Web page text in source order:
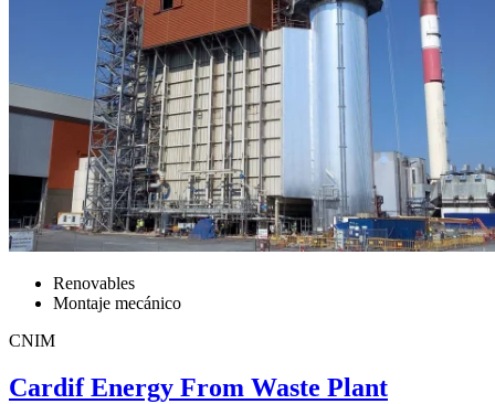
Renovables
Montaje mecánico
CNIM
Cardif Energy From Waste Plant